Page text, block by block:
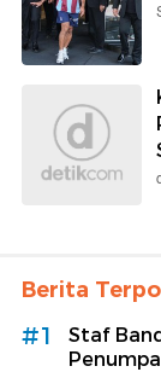
Berita
#1
Staf